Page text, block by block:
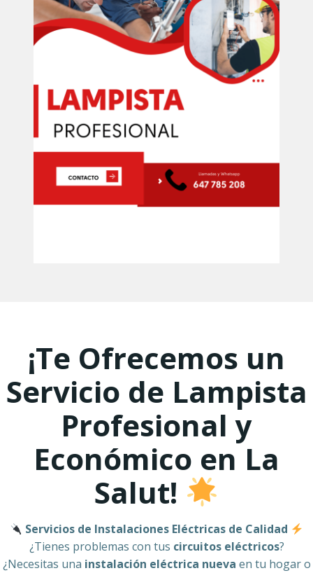
¡Te Ofrecemos un
Servicio de Lampista
Profesional y
Económico en La
Salut!
Servicios de Instalaciones Eléctricas de Calidad
¿Tienes problemas con tus circuitos eléctricos?
¿Necesitas una instalación eléctrica nueva en tu hogar o